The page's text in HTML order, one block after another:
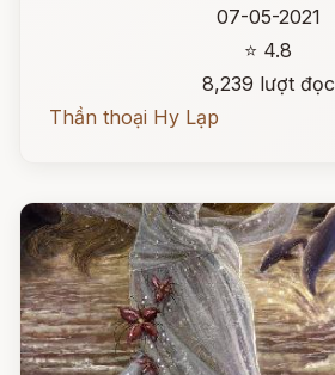
07-05-2021
⭐ 4.8
8,239 lượt đọc
Thần thoại Hy Lạp